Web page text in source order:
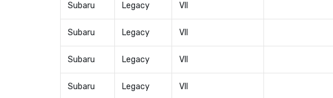
Subaru Legacy VII
Subaru Legacy VII
Subaru Legacy VII
Subaru Legacy VII